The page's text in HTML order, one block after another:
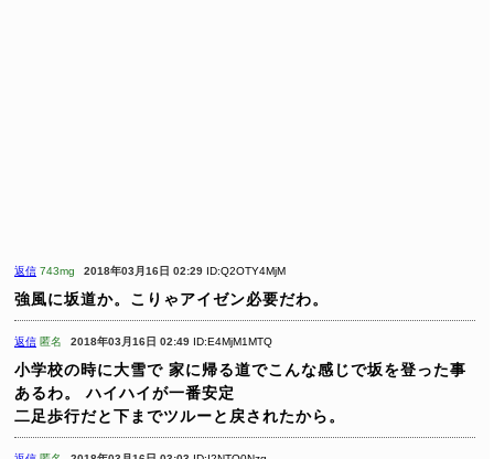
返信 743mg 2018年03月16日 02:29 ID:Q2OTY4MjM
強風に坂道か。こりゃアイゼン必要だわ。
返信 匿名 2018年03月16日 02:49 ID:E4MjM1MTQ
小学校の時に大雪で 家に帰る道でこんな感じで坂を登った事
あるわ。
ハイハイが一番安定
二足歩行だと下までツルーと戻されたから。